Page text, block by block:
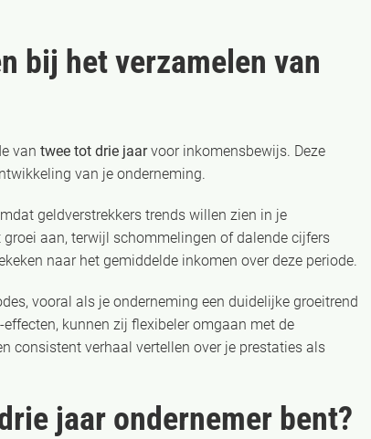
bij het verzamelen van
van twee tot drie jaarvoor inkomensbewijs. Deze
van je onderneming.
geldverstrekkers trends willen zien in je
aan, terwijl schommelingen of dalende cijfers
naar het gemiddelde inkomen over deze periode.
vooral als je onderneming een duidelijke groeitrend
kunnen zij flexibeler omgaan met de
consistent verhaal vertellen over je prestaties als
jaar ondernemer bent?